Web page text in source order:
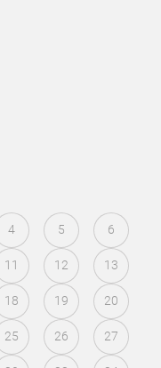
4 5 6
11 12 13
18 19 20
25 26 27